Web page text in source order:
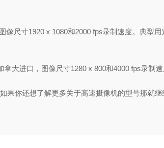
像尺寸1920 x 1080和2000 fps录制速度。典型
大进口，图像尺寸1280 x 800和4000 fps录制
果你还想了解更多关于高速摄像机的型号那就